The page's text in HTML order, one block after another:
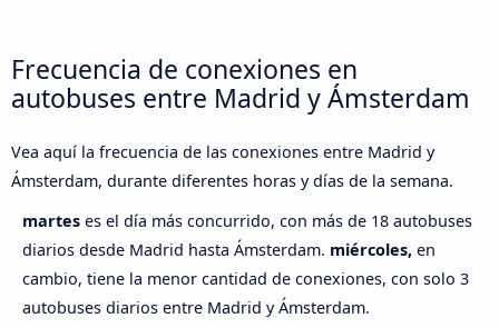
Frecuencia de conexiones en
autobuses entre Madrid y Ámsterdam
Vea aquí la frecuencia de las conexiones entre Madrid y
Ámsterdam, durante diferentes horas y días de la semana.
martes es el día más concurrido, con más de 18 autobuses
diarios desde Madrid hasta Ámsterdam. miércoles, en
cambio, tiene la menor cantidad de conexiones, con solo 3
autobuses diarios entre Madrid y Ámsterdam.